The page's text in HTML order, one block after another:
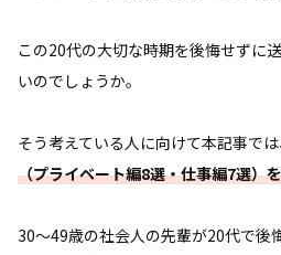
この20代の大切な時期を後悔せずに
いのでしょうか。
そう考えている人に向けて本記事では
（プライベート編8選・仕事編7選）
30～49歳の社会人の先輩が20代で後